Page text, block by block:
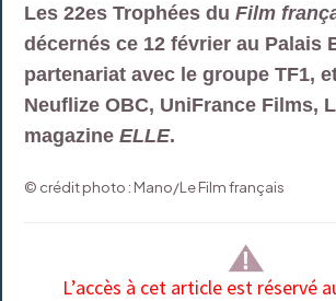
Les 22es Trophées duFilm
décernés ce 12 février au Palais
partenariat avec le groupe TF1,
Neuflize OBC, UniFrance Films,
magazineELLE.
© crédit photo : Mano/Le Film français
L’accès à cet article est réservé